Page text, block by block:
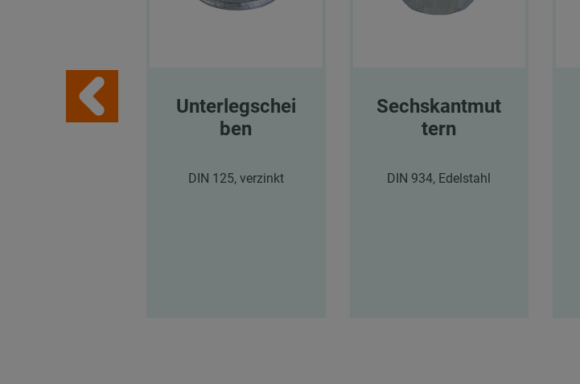
Unterlegschei
ben
DIN 125, verzinkt
Sechskantmut
tern
DIN 934, Edelstahl